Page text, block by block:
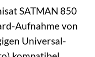
SATMAN 850
Aufnahme von
Universal-